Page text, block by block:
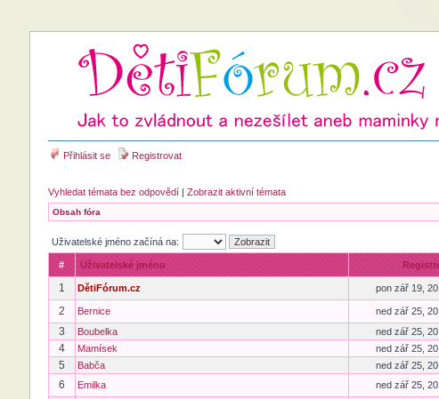
Přihlásit se Registrovat
Vyhledat témata bez odpovědí| Zobrazit aktivní témata
Obsah fóra
Uživatelské jméno začíná na:
# Uživatelské jméno
1 DětiFórum.cz pon zář 19,
2
Bernice ned zář 25,
3
Boubelka ned zář 25,
4
Mamísek ned zář 25,
5
Babča ned zář 25,
6
Emilka ned zář 25,